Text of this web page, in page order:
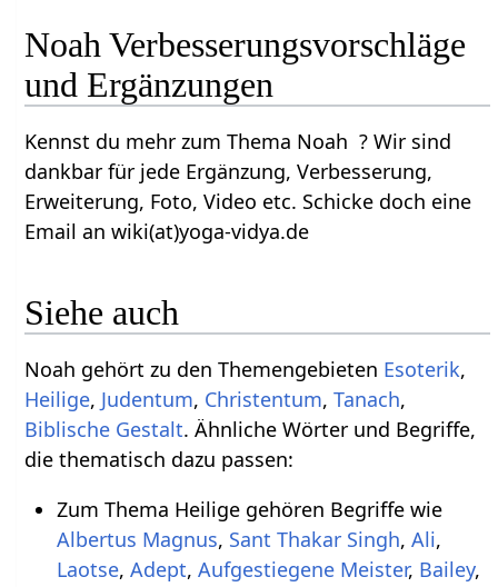
Noah Verbesserungsvorschläge
und Ergänzungen
Kennst du mehr zum Thema Noah ? Wir sind
dankbar für jede Ergänzung, Verbesserung,
Erweiterung, Foto, Video etc. Schicke doch eine
Email an wiki(at)yoga-vidya.de
Siehe auch
Noah gehört zu den Themengebieten Esoterik,
Heilige, Judentum, Christentum,Tanach,
Biblische Gestalt. Ähnliche Wörter und Begriffe,
die thematisch dazu passen:
Zum Thema Heilige gehören Begriffe wie
Albertus Magnus, Sant Thakar Singh, Ali,
Laotse, Adept, Aufgestiegene Meister, Bailey,